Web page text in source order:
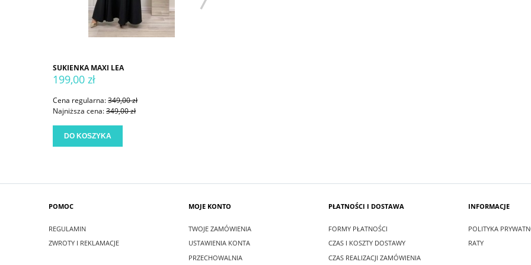
SUKIENKA MAXI LEA
199,00 zł
Cena regularna:349,00 zł
Najniższa cena:349,00 zł
DO KOSZYKA
POMOC
REGULAMIN
ZWROTY I REKLAMACJE
MOJE KONTO
TWOJE ZAMÓWIENIA
USTAWIENIA KONTA
PRZECHOWALNIA
PŁATNOŚCI I DOSTAWA
FORMY PŁATNOŚCI
CZAS I KOSZTY DOSTAWY
CZAS REALIZACJI ZAMÓWIENIA
INFORMACJE
POLITYKA
RATY